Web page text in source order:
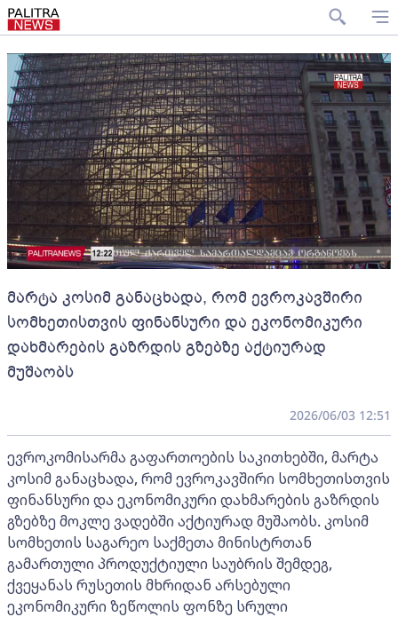
მარტა კოსიმ განაცხადა, რომ ევროკავშირი
სომხეთისთვის ფინანსური და ეკონომიკური
დახმარების გაზრდის გზებზე აქტიურად
მუშაობს
2026/06/03 12:51
ევროკომისარმა გაფართოების საკითხებში, მარტა
კოსიმ განაცხადა, რომ ევროკავშირი სომხეთისთვის
ფინანსური და ეკონომიკური დახმარების გაზრდის
გზებზე მოკლე ვადებში აქტიურად მუშაობს. კოსიმ
სომხეთის საგარეო საქმეთა მინისტრთან
გამართული პროდუქტიული საუბრის შემდეგ,
ქვეყანას რუსეთის მხრიდან არსებული
ეკონომიკური ზეწოლის ფონზე სრული